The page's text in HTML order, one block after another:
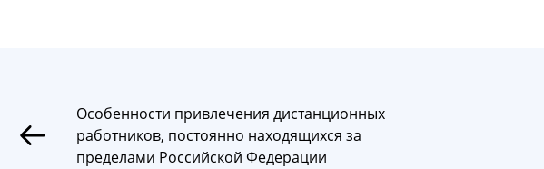
Особенности привлечения дистанционных
работников, постоянно находящихся за
пределами Российской Федерации